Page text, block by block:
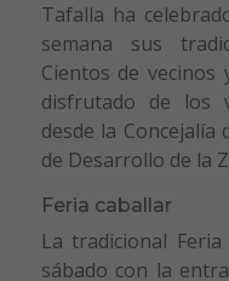
Tafalla ha
semana sus
Cientos de
disfrutado de los
desde la Concejalía
de Desarrollo de la
Feria caballar
La tradicional
sábado con la